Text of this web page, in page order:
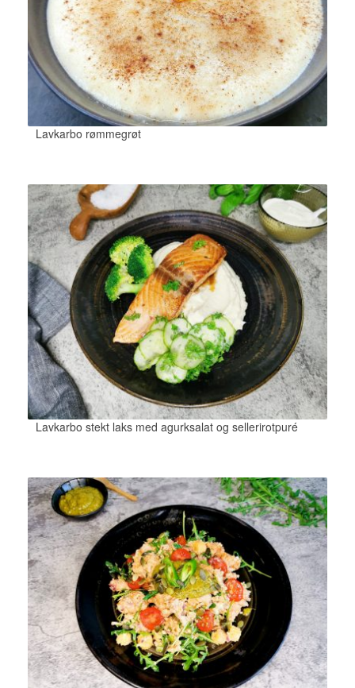
Lavkarbo rømmegrøt
Lavkarbo stekt laks med agurksalat og sellerirotpuré